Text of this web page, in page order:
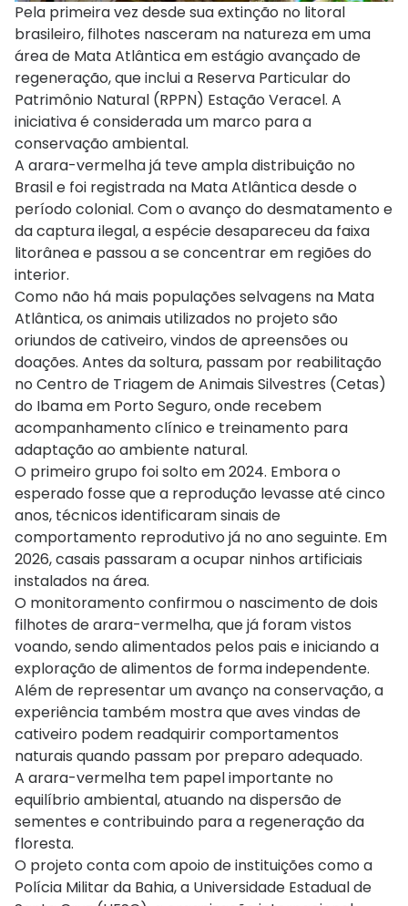
Pela primeira vez desde sua extinção no litoral
brasileiro, filhotes nasceram na natureza em uma
área de Mata Atlântica em estágio avançado de
regeneração, que inclui a Reserva Particular do
Patrimônio Natural (RPPN) Estação Veracel. A
iniciativa é considerada um marco para a
conservação ambiental.
A arara-vermelha já teve ampla distribuição no
Brasil e foi registrada na Mata Atlântica desde o
período colonial. Com o avanço do desmatamento e
da captura ilegal, a espécie desapareceu da faixa
litorânea e passou a se concentrar em regiões do
interior.
Como não há mais populações selvagens na Mata
Atlântica, os animais utilizados no projeto são
oriundos de cativeiro, vindos de apreensões ou
doações. Antes da soltura, passam por reabilitação
no Centro de Triagem de Animais Silvestres (Cetas)
do Ibama em Porto Seguro, onde recebem
acompanhamento clínico e treinamento para
adaptação ao ambiente natural.
O primeiro grupo foi solto em 2024. Embora o
esperado fosse que a reprodução levasse até cinco
anos, técnicos identificaram sinais de
comportamento reprodutivo já no ano seguinte. Em
2026, casais passaram a ocupar ninhos artificiais
instalados na área.
O monitoramento confirmou o nascimento de dois
filhotes de arara-vermelha, que já foram vistos
voando, sendo alimentados pelos pais e iniciando a
exploração de alimentos de forma independente.
Além de representar um avanço na conservação, a
experiência também mostra que aves vindas de
cativeiro podem readquirir comportamentos
naturais quando passam por preparo adequado.
A arara-vermelha tem papel importante no
equilíbrio ambiental, atuando na dispersão de
sementes e contribuindo para a regeneração da
floresta.
O projeto conta com apoio de instituições como a
Polícia Militar da Bahia, a Universidade Estadual de